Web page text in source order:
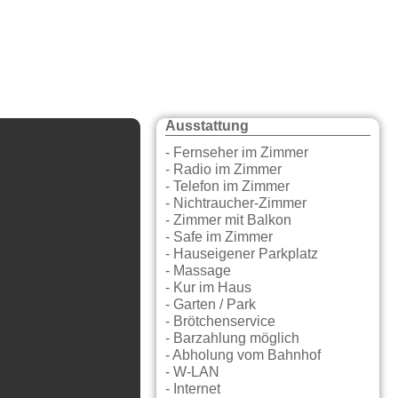
Ausstattung
- Fernseher im Zimmer
- Radio im Zimmer
- Telefon im Zimmer
- Nichtraucher-Zimmer
- Zimmer mit Balkon
- Safe im Zimmer
- Hauseigener Parkplatz
- Massage
- Kur im Haus
- Garten / Park
- Brötchenservice
- Barzahlung möglich
- Abholung vom Bahnhof
- W-LAN
- Internet